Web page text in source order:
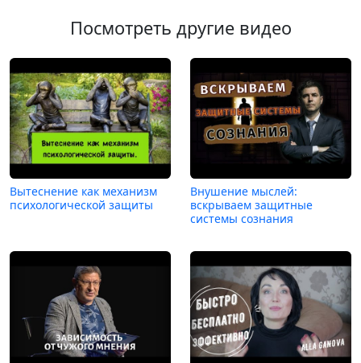
Посмотреть другие видео
Вытеснение как механизм
психологической защиты
Внушение мыслей:
вскрываем защитные
системы сознания